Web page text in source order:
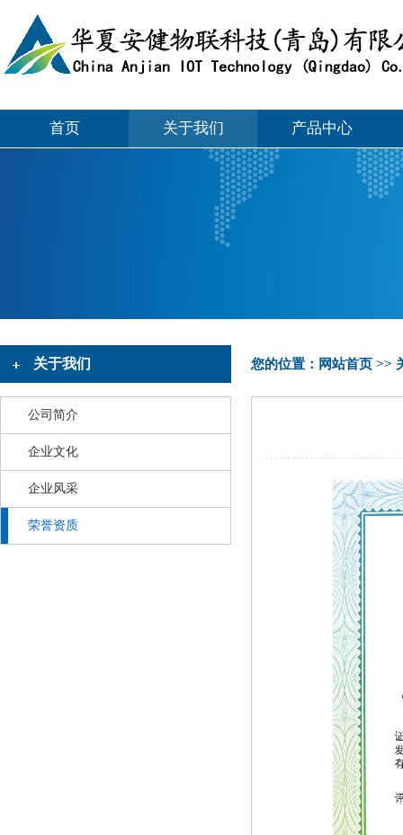
首页 关于我们 产品中心
关于我们
公司简介
企业文化
企业风采
荣誉资质
您的位置： 网站首页 >>